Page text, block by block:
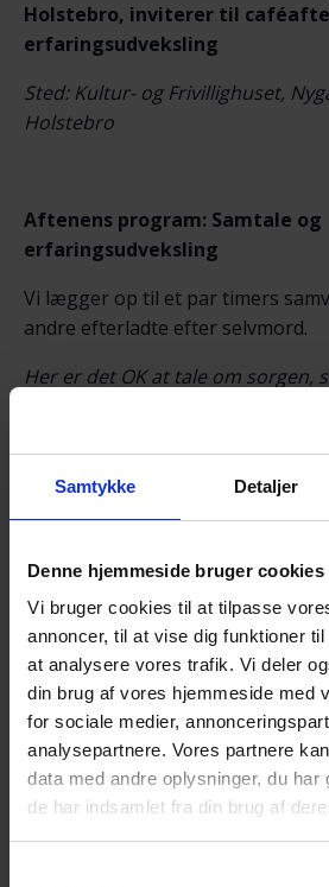
Samtykke Detaljer
Denne hjemmeside bruger cookies
Vi bruger cookies til at tilpasse
annoncer, til at vise dig funktioner
at analysere vores trafik. Vi deler
din brug af vores hjemmeside med
for sociale medier,
analysepartnere. Vores partnere
data med andre oplysninger, du har
de har indsamlet fra din brug af
Holstebro, inviterer til
erfaringsudveksling
Sted: Kultur- og Frivillighuset,
Holstebro
Aftenens program: Samtale og
erfaringsudveksling
Vi lægger op til et par timers
andre efterladte efter selvmord.
Her er det OK at tale om sorgen,
Det der tales om, er i
Der serveres kaffe/te og kage.
18.00 via NemTilmeld:
Alle er velkomne!
Til vore arrangementer
efterladte efter selvmord.
Du får mulighed for at tale
med andre i en lignende
fortrolighed mellem deltagerne,